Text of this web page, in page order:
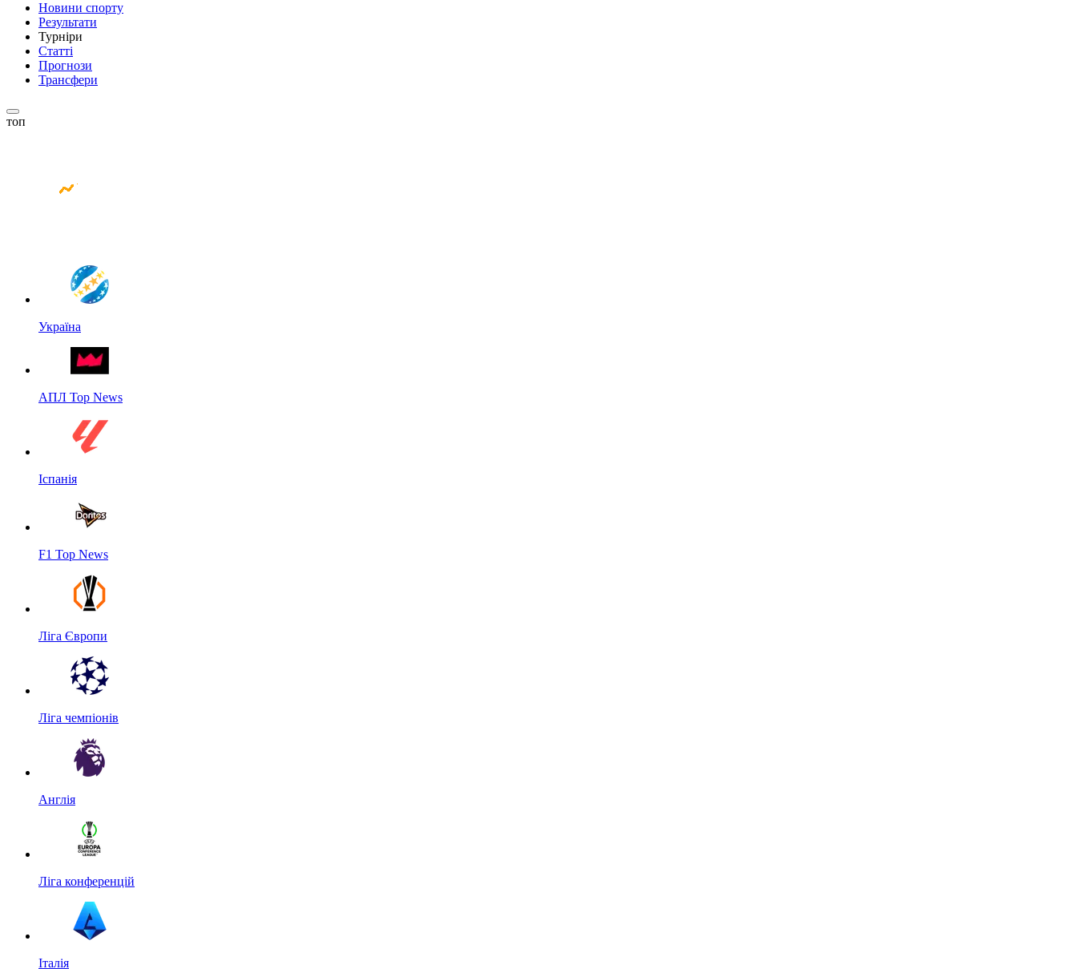
Новини спорту
Результати
Турніри
Статті
Прогнози
Трансфери
топ
Україна
АПЛ Top News
Іспанія
F1 Top News
Ліга Європи
Ліга чемпіонів
Англія
Ліга конференцій
Італія